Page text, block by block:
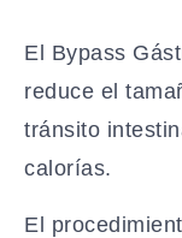
El Bypass
reduce el
tránsito
calorías.
El